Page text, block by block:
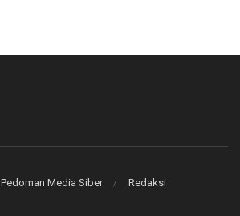
Pedoman Media Siber Redaksi